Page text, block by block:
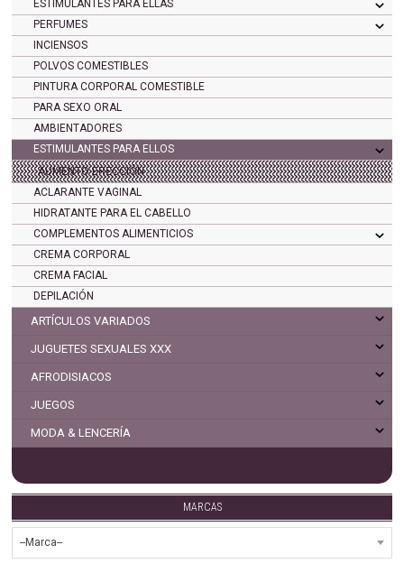
ESTIMULANTES PARA ELLAS
PERFUMES
INCIENSOS
POLVOS COMESTIBLES
PINTURA CORPORAL COMESTIBLE
PARA SEXO ORAL
AMBIENTADORES
ESTIMULANTES PARA ELLOS
AUMENTO ERECCIÓN
ACLARANTE VAGINAL
HIDRATANTE PARA EL CABELLO
COMPLEMENTOS ALIMENTICIOS
CREMA CORPORAL
CREMA FACIAL
DEPILACIÓN
ARTÍCULOS VARIADOS
JUGUETES SEXUALES XXX
AFRODISIACOS
JUEGOS
MODA & LENCERÍA
MARCAS